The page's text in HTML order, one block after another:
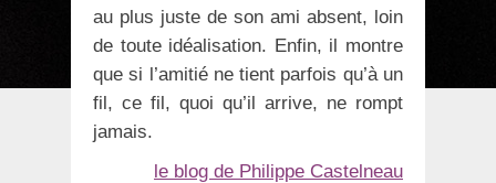
au plus juste de son ami absent, loin
de toute idéalisation. Enfin, il montre
que si l’amitié ne tient parfois qu’à un
fil, ce fil, quoi qu’il arrive, ne rompt
jamais.
le blog de Philippe Castelneau